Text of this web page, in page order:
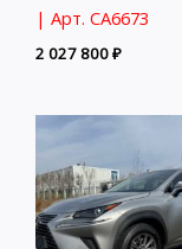
| Арт. CA6673
2 027 800₽